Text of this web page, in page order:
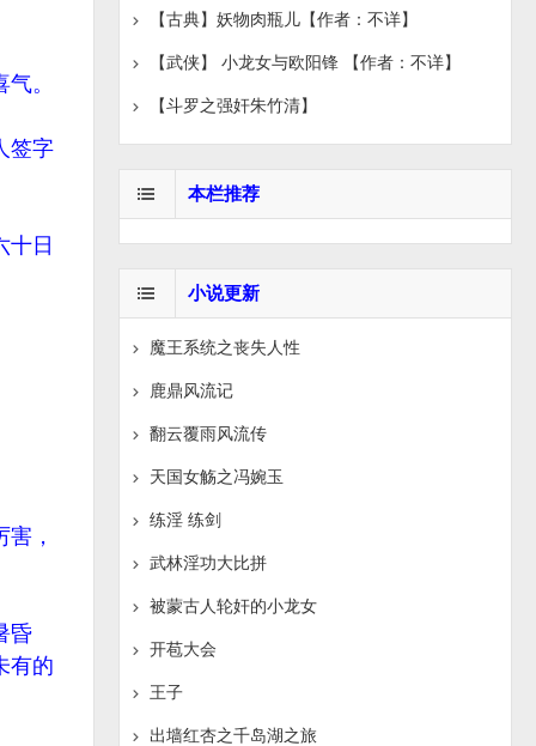
。
签字
日
，
昏
有的
【古典】妖物肉瓶儿【作者：不详】
【武侠】 小龙女与欧阳锋 【作者：不详】
【斗罗之强奸朱竹清】
本栏推荐
小说更新
魔王系统之丧失人性
鹿鼎风流记
翻云覆雨风流传
天国女觞之冯婉玉
练淫 练剑
武林淫功大比拼
被蒙古人轮奸的小龙女
开苞大会
王子
出墙红杏之千岛湖之旅